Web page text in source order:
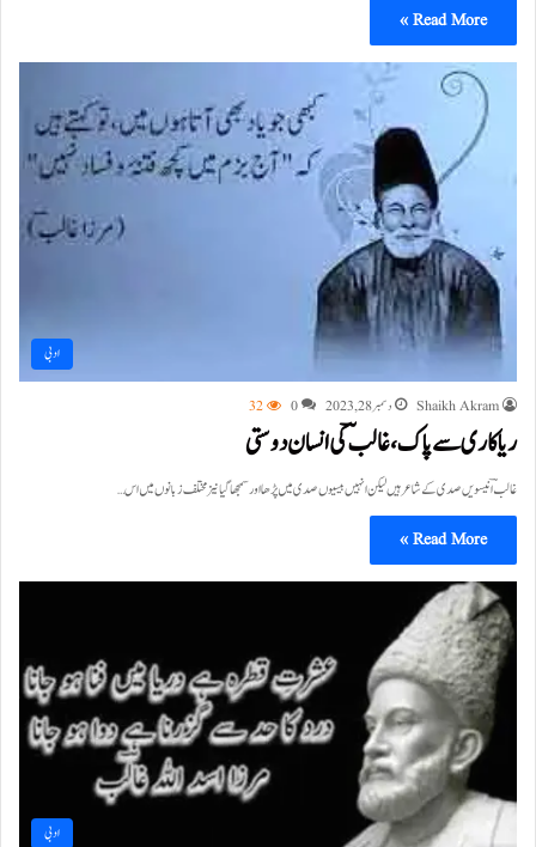
Read More »
ادبی
Shaikh Akram دسمبر 28, 2023 0
32
ریاکاری سے پاک، غالبؔ کی انسان دوستی
غالبؔ انیسویں صدی کے شاعر ہیں لیکن انہیں بیسیوں صدی میں پڑھا اور سمجھا گیا نیز مختلف زبانوں میں اس…
Read More »
ادبی